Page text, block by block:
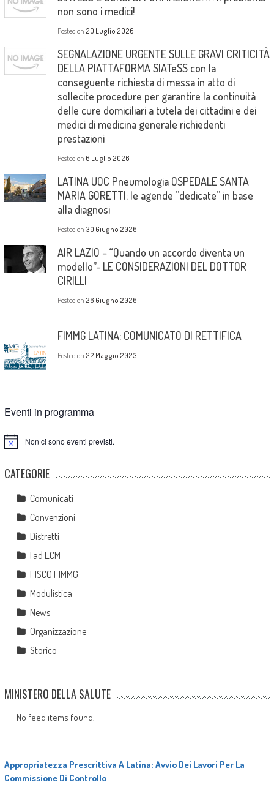
non sono i medici!
Posted on 20 Luglio 2026
SEGNALAZIONE URGENTE SULLE GRAVI CRITICITÀ
DELLA PIATTAFORMA SIATeSS con la
conseguente richiesta di messa in atto di
sollecite procedure per garantire la continuità
delle cure domiciliari a tutela dei cittadini e dei
medici di medicina generale richiedenti
prestazioni
Posted on 6 Luglio 2026
LATINA UOC Pneumologia OSPEDALE SANTA
MARIA GORETTI: le agende ”dedicate” in base
alla diagnosi
Posted on 30 Giugno 2026
AIR LAZIO – “Quando un accordo diventa un
modello”- LE CONSIDERAZIONI DEL DOTTOR
CIRILLI
Posted on 26 Giugno 2026
FIMMG LATINA: COMUNICATO DI RETTIFICA
Posted on 22 Maggio 2023
Eventi in programma
Notice Non ci sono eventi previsti.
CATEGORIE
Comunicati
Convenzioni
Distretti
Fad ECM
FISCO FIMMG
Modulistica
News
Organizzazione
Storico
MINISTERO DELLA SALUTE
No feed items found.
Appropriatezza Prescrittiva A Latina: Avvio Dei Lavori Per La
Commissione Di Controllo